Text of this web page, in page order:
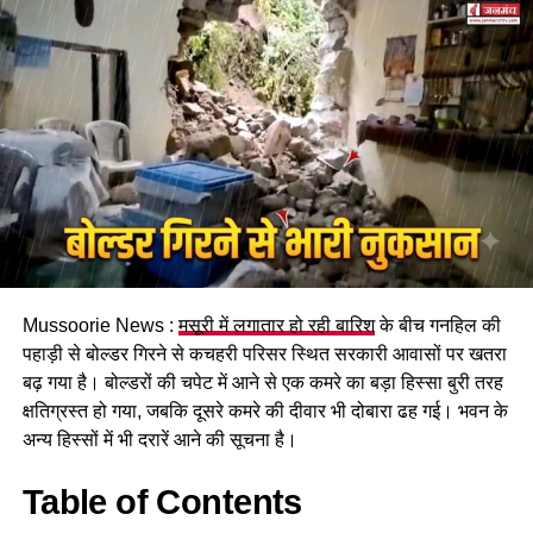
पढ़े धामी कैबिनेट के प्रमुख फैसले
GST संशोधित अध्यादेश को मंजूरी।
नैनीताल हाईकोर्ट के लिए हल्द्वानी गौलापार में 30 हेक्टेयर जमीन
देने का फैसला।
राज्य क्रीड़ा विश्वविद्यालय हल्द्वानी के लिए 122 पदों के सृजन को
जल जीवन मिशन में केंद्र की गाइडलाइंस लागू होंगी।
Mussoorie News :मसूरी में लगातार हो रही बारिशके बीच गनहिल की
पहाड़ी से बोल्डर गिरने से कचहरी परिसर स्थित सरकारी आवासों पर खतरा
बढ़ गया है। बोल्डरों की चपेट में आने से एक कमरे का बड़ा हिस्सा बुरी तरह
क्षतिग्रस्त हो गया, जबकि दूसरे कमरे की दीवार भी दोबारा ढह गई। भवन के
अन्य हिस्सों में भी दरारें आने की सूचना है।
Table of Contents